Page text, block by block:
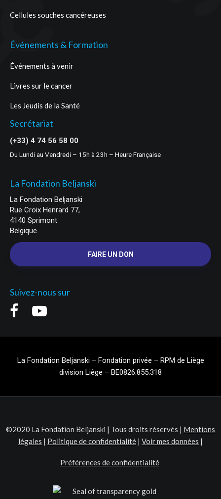
Cellules souches cancéreuses
Événements & Formation
Événements à venir
Livres sur le cancer
Les Jeudis de la Santé
Secrétariat
(+33) 4 74 56 58 00
Du Lundi au Vendredi – 15h à 23h – Heure Française
La Fondation Beljanski
La Fondation Beljanski
Rue Croix Henrard 77,
4140 Sprimont
Belgique
FAIRE UN DON
Suivez-nous sur
La Fondation Beljanski – Fondation privée – RPM de Liège
division Liège – BE0826.855.318
©2020 La Fondation Beljanski | Tous droits réservés | Mentions
légales | Politique de confidentialité | Voir mes données |
Préférences de confidentialité